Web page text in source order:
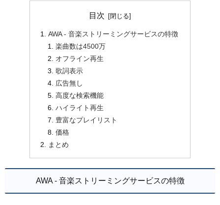
目次
AWA - 音楽ストリーミングサービスの特徴
楽曲数は4500万
オフライン再生
歌詞表示
広告無し
高度な検索機能
ハイライト再生
豊富なプレイリスト
価格
まとめ
AWA - 音楽ストリーミングサービスの特徴